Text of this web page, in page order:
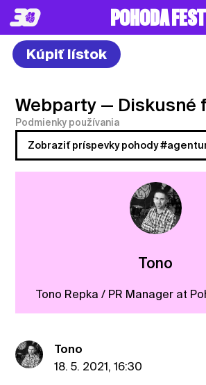
POHODA
Kúpiť lístok
Webparty — Diskusné
Podmienky používania
Zobraziť príspevky pohody
Tono
Tono Repka / PR Manager at
Tono
18. 5. 2021, 16:30